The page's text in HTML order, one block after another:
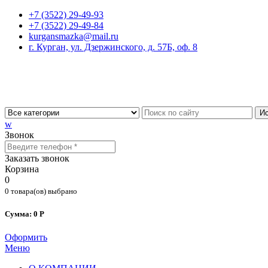
+7 (3522) 29-49-93
+7 (3522) 29-49-84
kurgansmazka@mail.ru
г. Курган, ул. Дзержинского, д. 57Б, оф. 8
w
Звонок
Заказать звонок
Корзина
0
0 товара(ов) выбрано
Сумма: 0 Р
Оформить
Меню